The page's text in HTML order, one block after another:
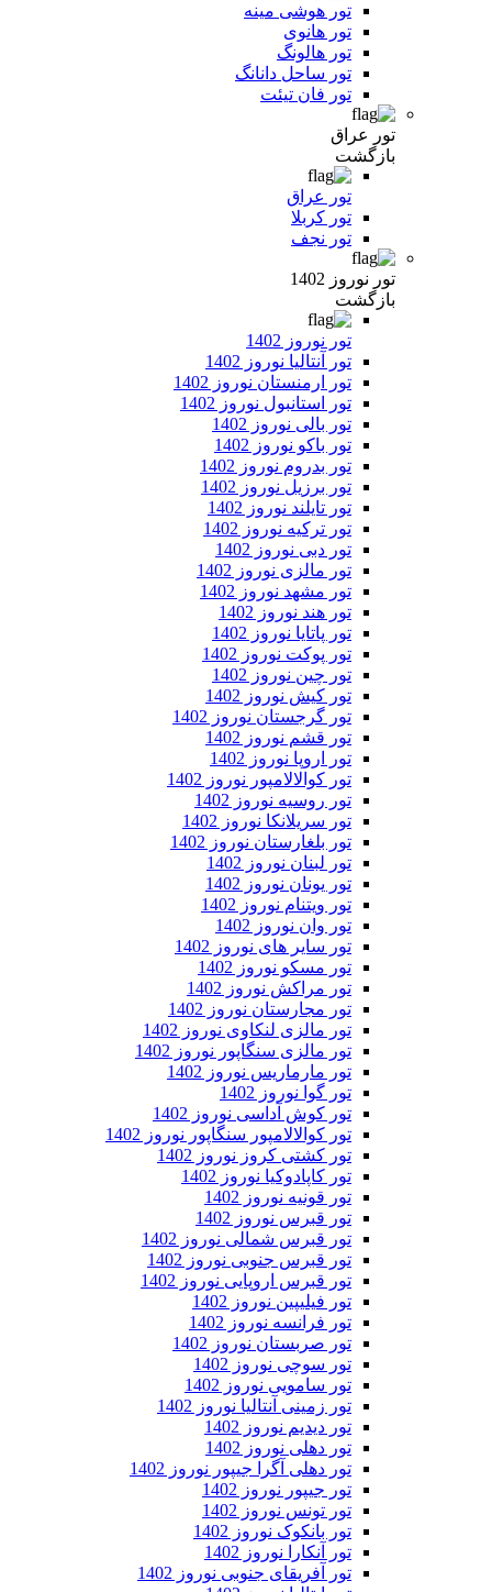
تور هوشی مینه
تور هانوی
تور هالونگ
تور ساحل دانانگ
تور فان تیئت
تور عراق
بازگشت
تور عراق
تور کربلا
تور نجف
تور نوروز 1402
بازگشت
تور نوروز 1402
تور آنتالیا نوروز 1402
تور ارمنستان نوروز 1402
تور استانبول نوروز 1402
تور بالی نوروز 1402
تور باکو نوروز 1402
تور بدروم نوروز 1402
تور برزیل نوروز 1402
تور تایلند نوروز 1402
تور ترکیه نوروز 1402
تور دبی نوروز 1402
تور مالزی نوروز 1402
تور مشهد نوروز 1402
تور هند نوروز 1402
تور پاتایا نوروز 1402
تور پوکت نوروز 1402
تور چین نوروز 1402
تور کیش نوروز 1402
تور گرجستان نوروز 1402
تور قشم نوروز 1402
تور اروپا نوروز 1402
تور کوالالامپور نوروز 1402
تور روسیه نوروز 1402
تور سریلانکا نوروز 1402
تور بلغارستان نوروز 1402
تور لبنان نوروز 1402
تور یونان نوروز 1402
تور ویتنام نوروز 1402
تور وان نوروز 1402
تور سایر های نوروز 1402
تور مسکو نوروز 1402
تور مراکش نوروز 1402
تور مجارستان نوروز 1402
تور مالزی لنکاوی نوروز 1402
تور مالزی سنگاپور نوروز 1402
تور مارماریس نوروز 1402
تور گوا نوروز 1402
تور کوش آداسی نوروز 1402
تور کوالالامپور سنگاپور نوروز 1402
تور کشتی کروز نوروز 1402
تور کاپادوکیا نوروز 1402
تور قونیه نوروز 1402
تور قبرس نوروز 1402
تور قبرس شمالی نوروز 1402
تور قبرس جنوبی نوروز 1402
تور قبرس اروپایی نوروز 1402
تور فیلیپین نوروز 1402
تور فرانسه نوروز 1402
تور صربستان نوروز 1402
تور سوچی نوروز 1402
تور سامویی نوروز 1402
تور زمینی آنتالیا نوروز 1402
تور دیدیم نوروز 1402
تور دهلی نوروز 1402
تور دهلی آگرا جیپور نوروز 1402
تور جیپور نوروز 1402
تور تونس نوروز 1402
تور بانکوک نوروز 1402
تور آنکارا نوروز 1402
تور آفریقای جنوبی نوروز 1402